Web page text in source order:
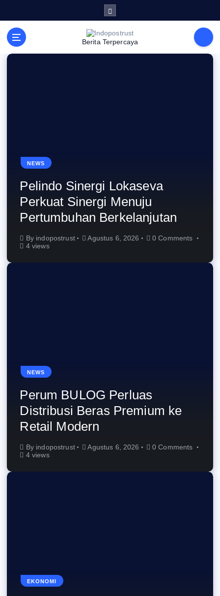
i
Berita Terpercaya
NEWS
Pelindo Sinergi Lokaseva
Perkuat Sinergi Menuju
Pertumbuhan Berkelanjutan
By indopostrust Agustus 6, 2026
0 Comments
4 views
NEWS
Perum BULOG Perluas
Distribusi Beras Premium ke
Retail Modern
By indopostrust Agustus 6, 2026
0 Comments
4 views
EKONOMI